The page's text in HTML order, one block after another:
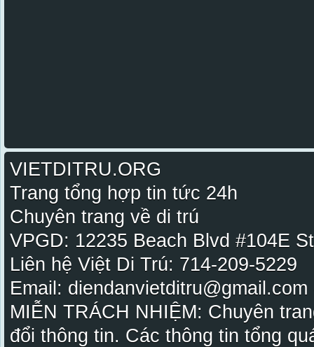
VIETDITRU.ORG
Trang tổng hợp tin tức 24h
Chuyên trang về di trú
VPGD: 12235 Beach Blvd #104E
Liên hệ Việt Di Trú: 714-209-5229
Email:
MIỄN TRÁCH NHIỆM: Chuyên
đổi thông tin. Các thông tin tổng